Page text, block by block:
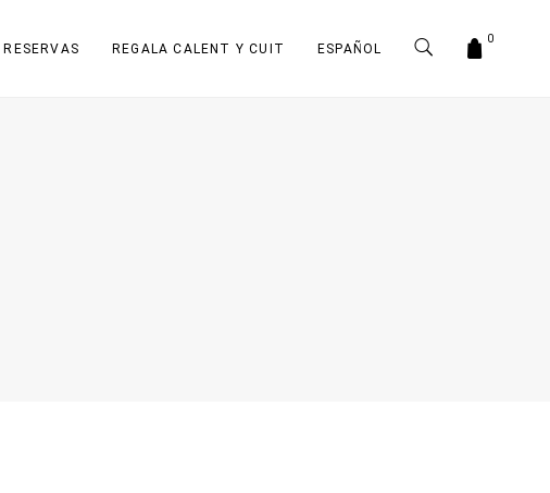
RESERVAS REGALA CALENT Y CUIT ESPAÑOL
0